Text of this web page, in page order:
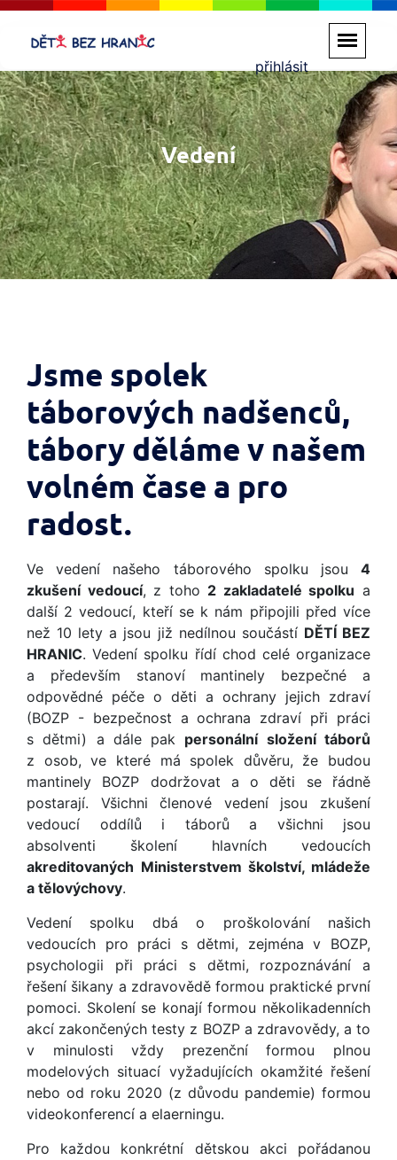
přihlásit
Vedení
Jsme spolek
táborových nadšenců,
tábory děláme v našem
volném čase a pro
radost.
Ve vedení našeho táborového spolku jsou 4
zkušení vedoucí, z toho 2 zakladatelé spolku a
další 2 vedoucí, kteří se k nám připojili před více
než 10 lety a jsou již nedílnou součástí DĚTÍ BEZ
HRANIC. Vedení spolku řídí chod celé organizace
a především stanoví mantinely bezpečné a
odpovědné péče o děti a ochrany jejich zdraví
(BOZP - bezpečnost a ochrana zdraví při práci
s dětmi) a dále pak personální složení táborů
z osob, ve které má spolek důvěru, že budou
mantinely BOZP dodržovat a o děti se řádně
postarají. Všichni členové vedení jsou zkušení
vedoucí oddílů i táborů a všichni jsou
absolventi školení hlavních vedoucích
akreditovaných Ministerstvem školství, mládeže
a tělovýchovy.
Vedení spolku dbá o proškolování našich
vedoucích pro práci s dětmi, zejména v BOZP,
psychologii při práci s dětmi, rozpoznávání a
řešení šikany a zdravovědě formou praktické první
pomoci. Skolení se konají formou několikadenních
akcí zakončených testy z BOZP a zdravovědy, a to
v minulosti vždy prezenční formou plnou
modelových situací vyžadujících okamžité řešení
nebo od roku 2020 (z důvodu pandemie) formou
videokonferencí a elaerningu.
Pro každou konkrétní dětskou akci pořádanou